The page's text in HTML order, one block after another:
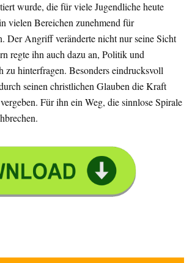
wurde, die für viele Jugendliche heute
vielen Bereichen zunehmend für
Der Angriff veränderte nicht nur seine Sicht
regte ihn auch dazu an, Politik und
zu hinterfragen. Besonders eindrucksvoll
seinen christlichen Glauben die Kraft
Für ihn ein Weg, die sinnlose Spirale